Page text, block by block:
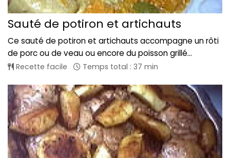
Sauté de potiron et artichauts
Ce sauté de potiron et artichauts accompagne un rôti
de porc ou de veau ou encore du poisson grillé...
Recette facile Temps total : 37 min